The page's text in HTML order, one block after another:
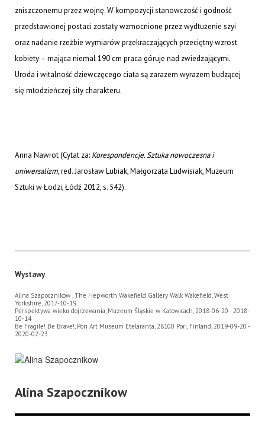
zniszczonemu przez wojnę. W kompozycji stanowczość i godność
przedstawionej postaci zostały wzmocnione przez wydłużenie szyi
oraz nadanie rzeźbie wymiarów przekraczających przeciętny wzrost
kobiety – mająca niemal 190 cm praca góruje nad zwiedzającymi.
Uroda i witalność dziewczęcego ciała są zarazem wyrazem budzącej
się młodzieńczej siły charakteru.
Anna Nawrot (Cytat za: Korespondencje. Sztuka nowoczesna i
uniwersalizm, red. Jarosław Lubiak, Małgorzata Ludwisiak, Muzeum
Sztuki w Łodzi, Łódź 2012, s. 542).
Wystawy
Alina Szapocznikow , The Hepworth Wakefield Gallery Walk Wakefield, West
Yorkshire, 2017-10-19
Perspektywa wieku dojrzewania, Muzeum Śląskie w Katowicach, 2018-06-20 - 2018-
10-14
Be Fragile! Be Brave!, Pori Art Museum Eteläranta, 28100 Pori, Finland, 2019-09-20 -
2020-02-23
Alina Szapocznikow